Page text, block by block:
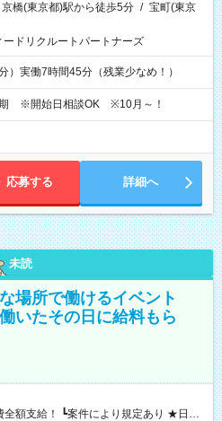
京橋(東京都)駅から徒歩5分 / 宝町(東京
ドリクルートパートナーズ
）実働7時間45分（残業少なめ！）
期 ※開始日相談OK ※10月～！
応募する 詳細へ
未読
場所で働けるイベント
いたその日に給料もら